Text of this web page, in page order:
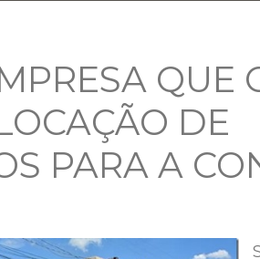
QUE
DE
PARA A